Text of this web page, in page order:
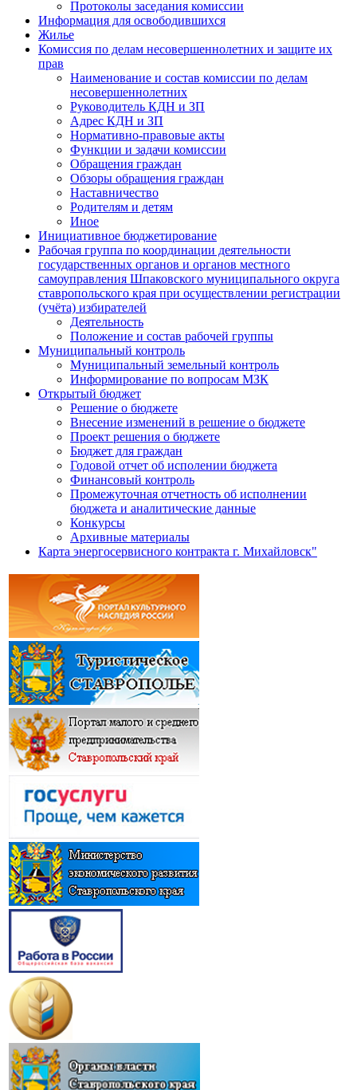
Протоколы заседания комиссии
Информация для освободившихся
Жилье
Комиссия по делам несовершеннолетних и защите их
прав
Наименование и состав комиссии по делам
несовершеннолетних
Руководитель КДН и ЗП
Адрес КДН и ЗП
Нормативно-правовые акты
Функции и задачи комиссии
Обращения граждан
Обзоры обращения граждан
Наставничество
Родителям и детям
Иное
Инициативное бюджетирование
Рабочая группа по координации деятельности
государственных органов и органов местного
самоуправления Шпаковского муниципального округа
ставропольского края при осуществлении регистрации
(учёта) избирателей
Деятельность
Положение и состав рабочей группы
Муниципальный контроль
Муниципальный земельный контроль
Информирование по вопросам МЗК
Открытый бюджет
Решение о бюджете
Внесение изменений в решение о бюджете
Проект решения о бюджете
Бюджет для граждан
Годовой отчет об исполении бюджета
Финансовый контроль
Промежуточная отчетность об исполнении
бюджета и аналитические данные
Конкурсы
Архивные материалы
Карта энергосервисного контракта г. Михайловск"